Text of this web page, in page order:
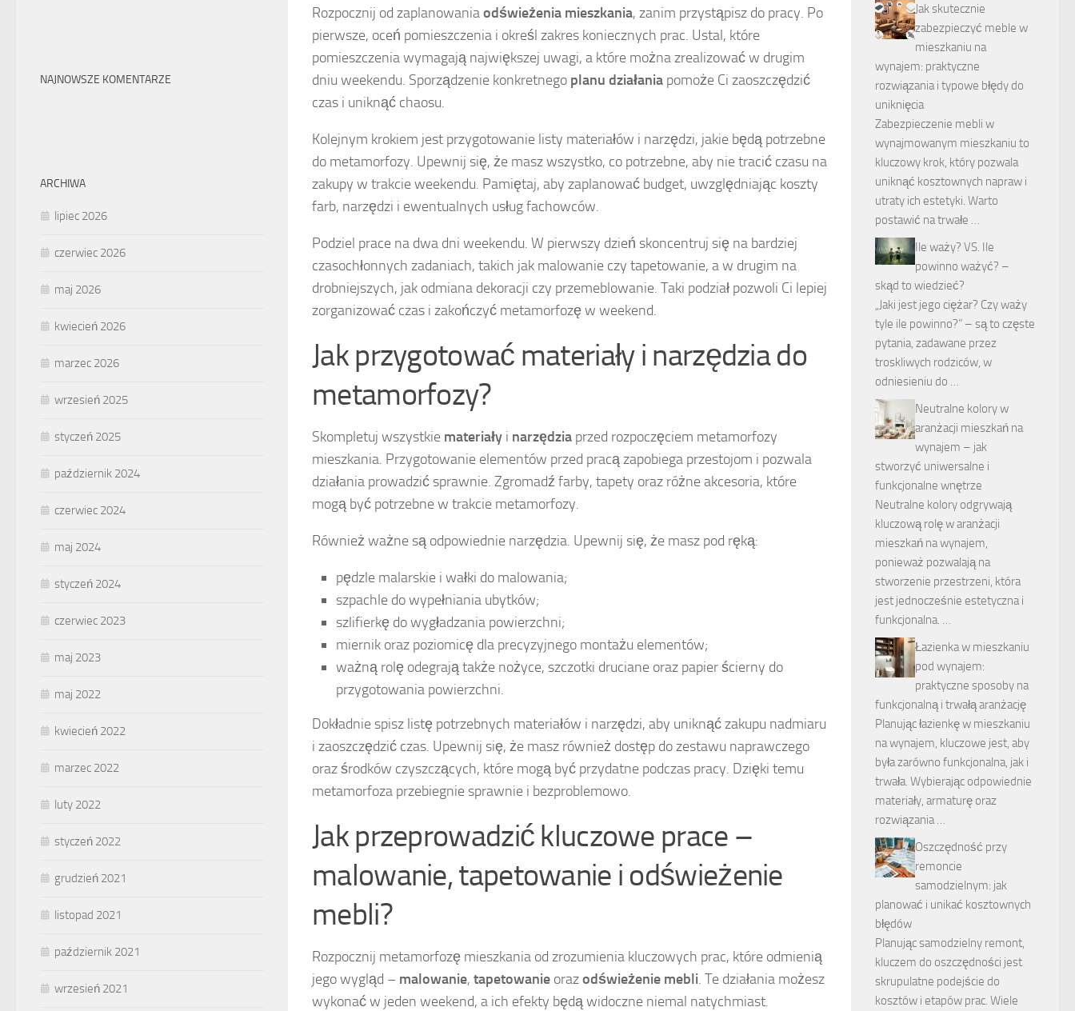
Rozpocznij od zaplanowaniaodświeżenia mieszkania, zanim przystąpisz do pracy. Po
pierwsze, oceń pomieszczenia i określ zakres koniecznych prac. Ustal, które
pomieszczenia wymagają największej uwagi, a które można zrealizować w drugim
dniu weekendu. Sporządzenie konkretnego planu działania pomoże Ci zaoszczędzić
czas i uniknąć chaosu.
Kolejnym krokiem jest przygotowanie listy materiałów i narzędzi, jakie będą potrzebne
do metamorfozy. Upewnij się, że masz wszystko, co potrzebne, aby nie tracić czasu na
zakupy w trakcie weekendu. Pamiętaj, aby zaplanować budget, uwzględniając koszty
farb, narzędzi i ewentualnych usług fachowców.
Podziel prace na dwa dni weekendu. W pierwszy dzień skoncentruj się na bardziej
czasochłonnych zadaniach, takich jak malowanie czy tapetowanie, a w drugim na
drobniejszych, jak odmiana dekoracji czy przemeblowanie. Taki podział pozwoli Ci lepiej
zorganizować czas i zakończyć metamorfozę w weekend.
Jak przygotować materiały i narzędzia do
metamorfozy?
Skompletuj wszystkie materiały i narzędzia przed rozpoczęciem metamorfozy
mieszkania. Przygotowanie elementów przed pracą zapobiega przestojom i pozwala
działania prowadzić sprawnie. Zgromadź farby, tapety oraz różne akcesoria, które
mogą być potrzebne w trakcie metamorfozy.
Również ważne są odpowiednie narzędzia. Upewnij się, że masz pod ręką:
pędzle malarskie i wałki do malowania;
szpachle do wypełniania ubytków;
szlifierkę do wygładzania powierzchni;
miernik oraz poziomicę dla precyzyjnego montażu elementów;
ważną rolę odegrają także nożyce, szczotki druciane oraz papier ścierny do
przygotowania powierzchni.
Dokładnie spisz listę potrzebnych materiałów i narzędzi, aby uniknąć zakupu nadmiaru
i zaoszczędzić czas. Upewnij się, że masz również dostęp do zestawu naprawczego
oraz środków czyszczących, które mogą być przydatne podczas pracy. Dzięki temu
metamorfoza przebiegnie sprawnie i bezproblemowo.
Jak przeprowadzić kluczowe prace –
malowanie, tapetowanie i odświeżenie
mebli?
Rozpocznij metamorfozę mieszkania od zrozumienia kluczowych prac, które odmienią
jego wygląd – malowanie, tapetowanie orazodświeżenie mebli. Te działania możesz
wykonać w jeden weekend, a ich efekty będą widoczne niemal natychmiast.
NAJNOWSZE KOMENTARZE
ARCHIWA
lipiec 2026
czerwiec 2026
maj 2026
kwiecień 2026
marzec 2026
wrzesień 2025
styczeń 2025
październik 2024
czerwiec 2024
maj 2024
styczeń 2024
czerwiec 2023
maj 2023
maj 2022
kwiecień 2022
marzec 2022
luty 2022
styczeń 2022
grudzień 2021
listopad 2021
październik 2021
wrzesień 2021
Jak skutecznie
zabezpieczyć meble w
mieszkaniu na
wynajem: praktyczne
rozwiązania i typowe błędy do
uniknięcia
Zabezpieczenie mebli w
wynajmowanym mieszkaniu to
kluczowy krok, który pozwala
uniknąć kosztownych napraw i
utraty ich estetyki. Warto
postawić na trwałe …
Ile waży? VS. Ile
powinno ważyć? –
skąd to wiedzieć?
„Jaki jest jego ciężar? Czy waży
tyle ile powinno?” – są to częste
pytania, zadawane przez
troskliwych rodziców, w
odniesieniu do …
Neutralne kolory w
aranżacji mieszkań na
wynajem – jak
stworzyć uniwersalne i
funkcjonalne wnętrze
Neutralne kolory odgrywają
kluczową rolę w aranżacji
mieszkań na wynajem,
ponieważ pozwalają na
stworzenie przestrzeni, która
jest jednocześnie estetyczna i
funkcjonalna. …
Łazienka w mieszkaniu
pod wynajem:
praktyczne sposoby na
funkcjonalną i trwałą aranżację
Planując łazienkę w mieszkaniu
na wynajem, kluczowe jest, aby
była zarówno funkcjonalna, jak i
trwała. Wybierając odpowiednie
materiały, armaturę oraz
rozwiązania …
Oszczędność przy
remoncie
samodzielnym: jak
planować i unikać kosztownych
błędów
Planując samodzielny remont,
kluczem do oszczędności jest
skrupulatne podejście do
kosztów i etapów prac. Wiele